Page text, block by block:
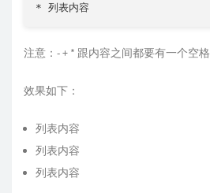
* 列表内容
注意：- + * 跟内容之间都要有一个空格
效果如下：
列表内容
列表内容
列表内容